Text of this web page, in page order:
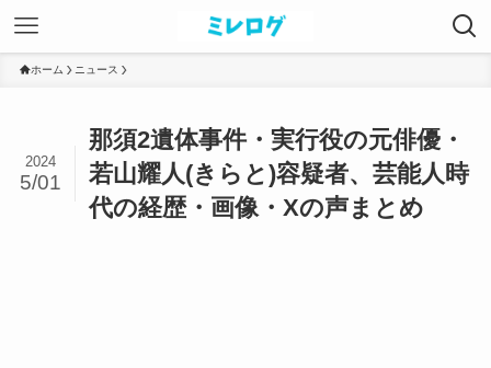
ホーム ニュース
那須2遺体事件・実行役の元俳優・
若山耀人(きらと)容疑者、芸能人時
代の経歴・画像・Xの声まとめ
2024
5/01